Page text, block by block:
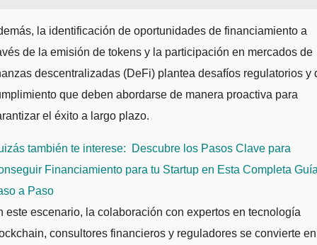
la identificación de oportunidades de financiamiento a
de la emisión de tokens y la participación en mercados de
descentralizadas (DeFi) plantea desafíos regulatorios y
que deben abordarse de manera proactiva para
el éxito a largo plazo.
también te interese:
Descubre los Pasos Clave para
Financiamiento para tu Startup en Esta Completa
a Paso
este escenario, la colaboración con expertos en tecnología
consultores financieros y reguladores se convierte en